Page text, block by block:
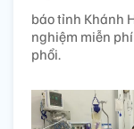
báo tỉnh Khánh
nghiệm miễn
phổi.